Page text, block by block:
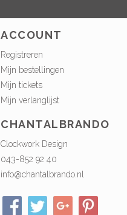
ACCOUNT
Registreren
Mijn bestellingen
Mijn tickets
Mijn verlanglijst
CHANTALBRANDO
Clockwork Design
043-852 92 40
info@chantalbrando.nl